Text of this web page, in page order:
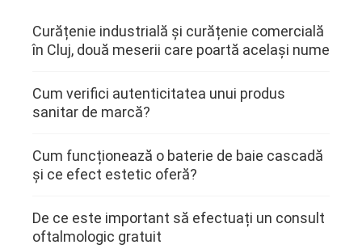
Curățenie industrială și curățenie comercială
în Cluj, două meserii care poartă același nume
Cum verifici autenticitatea unui produs
sanitar de marcă?
Cum funcționează o baterie de baie cascadă
și ce efect estetic oferă?
De ce este important să efectuați un consult
oftalmologic gratuit